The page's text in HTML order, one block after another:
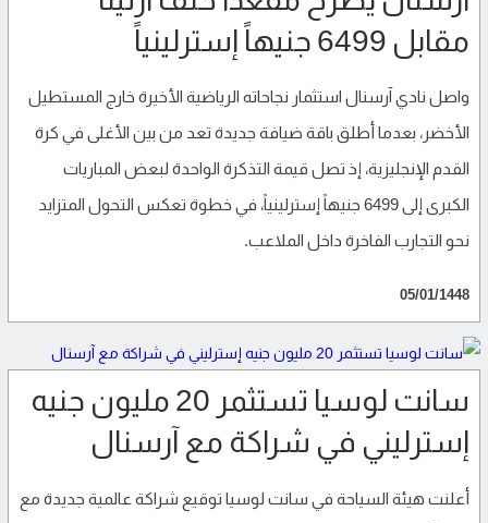
مقابل 6499 جنيهاً إسترلينياً
واصل نادي آرسنال استثمار نجاحاته الرياضية الأخيرة خارج المستطيل
الأخضر، بعدما أطلق باقة ضيافة جديدة تعد من بين الأغلى في كرة
القدم الإنجليزية، إذ تصل قيمة التذكرة الواحدة لبعض المباريات
الكبرى إلى 6499 جنيهاً إسترلينياً، في خطوة تعكس التحول المتزايد
نحو التجارب الفاخرة داخل الملاعب.
05/01/1448
سانت لوسيا تستثمر 20 مليون جنيه
إسترليني في شراكة مع آرسنال
أعلنت هيئة السياحة في سانت لوسيا توقيع شراكة عالمية جديدة مع